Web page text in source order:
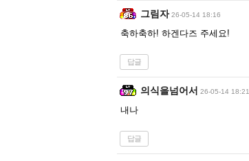
그림자 26-05-14 18:16
축하축하! 하겐다즈 주세요!
답글
의식을넘어서 26-05-14 18:21
내나
답글